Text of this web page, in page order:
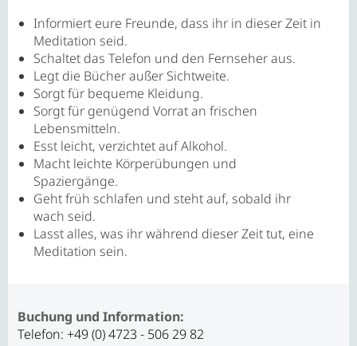
Informiert eure Freunde, dass ihr in dieser Zeit in
Meditation seid.
Schaltet das Telefon und den Fernseher aus.
Legt die Bücher außer Sichtweite.
Sorgt für bequeme Kleidung.
Sorgt für genügend Vorrat an frischen
Lebensmitteln.
Esst leicht, verzichtet auf Alkohol.
Macht leichte Körperübungen und
Spaziergänge.
Geht früh schlafen und steht auf, sobald ihr
wach seid.
Lasst alles, was ihr während dieser Zeit tut, eine
Meditation sein.
Buchung und Information:
Telefon: +49 (0) 4723 - 506 29 82